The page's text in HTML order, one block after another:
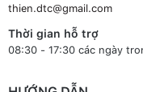
thien.dtc@gmail.com
Thời gian hỗ trợ
08:30 - 17:30 các ngày